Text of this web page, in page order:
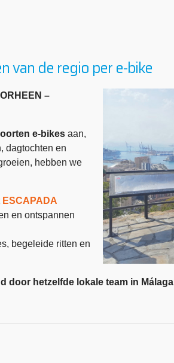
van de regio per e-bike
–
e-bikes aan,
dagtochten en
hebben we
ESCAPADA
en ontspannen
begeleide ritten en
door hetzelfde lokale team in Málaga